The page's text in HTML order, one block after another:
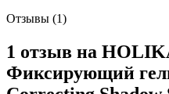
Отзывы (1)
1 отзыв на
Фиксирующий